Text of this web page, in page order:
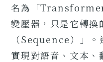
名為「
變壓器，只是它轉換
（Sequence）」
實現對語音、文本